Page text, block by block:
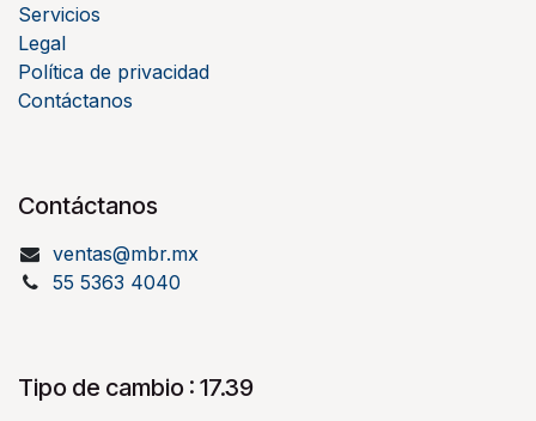
Servicios
Legal
Política de privacidad
Contáctanos
Contáctanos
ventas@mbr.mx
55 5363 4040
Tipo de cambio : 17.39